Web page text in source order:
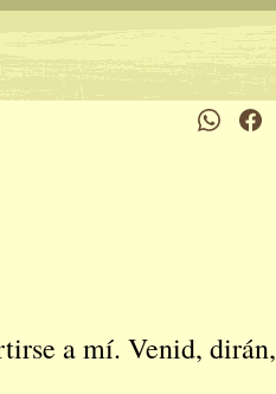
a mí. Venid, dirán,